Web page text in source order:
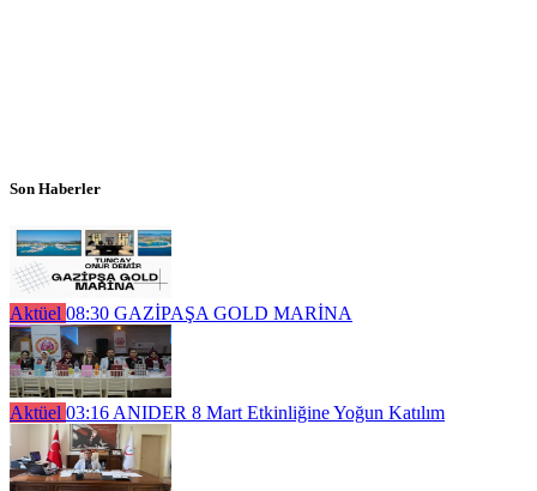
Son Haberler
Aktüel 08:30 GAZİPAŞA GOLD MARİNA
Aktüel 03:16 ANIDER 8 Mart Etkinliğine Yoğun Katılım